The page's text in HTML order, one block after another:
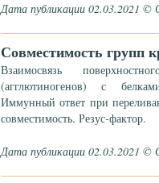
Дата публикации 02.03.2021 ©
Совместимость групп
Взаимосвязь
(агглютиногенов) с
Иммунный ответ при
совместимость. Резус-фактор.
Дата публикации 02.03.2021 ©